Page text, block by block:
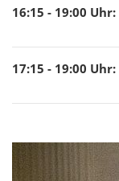
16:15 - 19:00 Uhr:
17:15 - 19:00 Uhr: